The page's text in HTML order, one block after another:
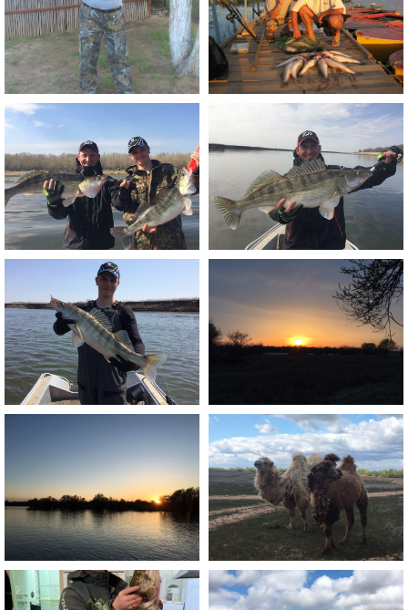
Не откладывайте
отдых с близкими
на завтра
Оставьте заявку, мы свяжемся с Вами
и подберём для Вас лучший вариант
ОСТАВИТЬ ЗАЯВКУ